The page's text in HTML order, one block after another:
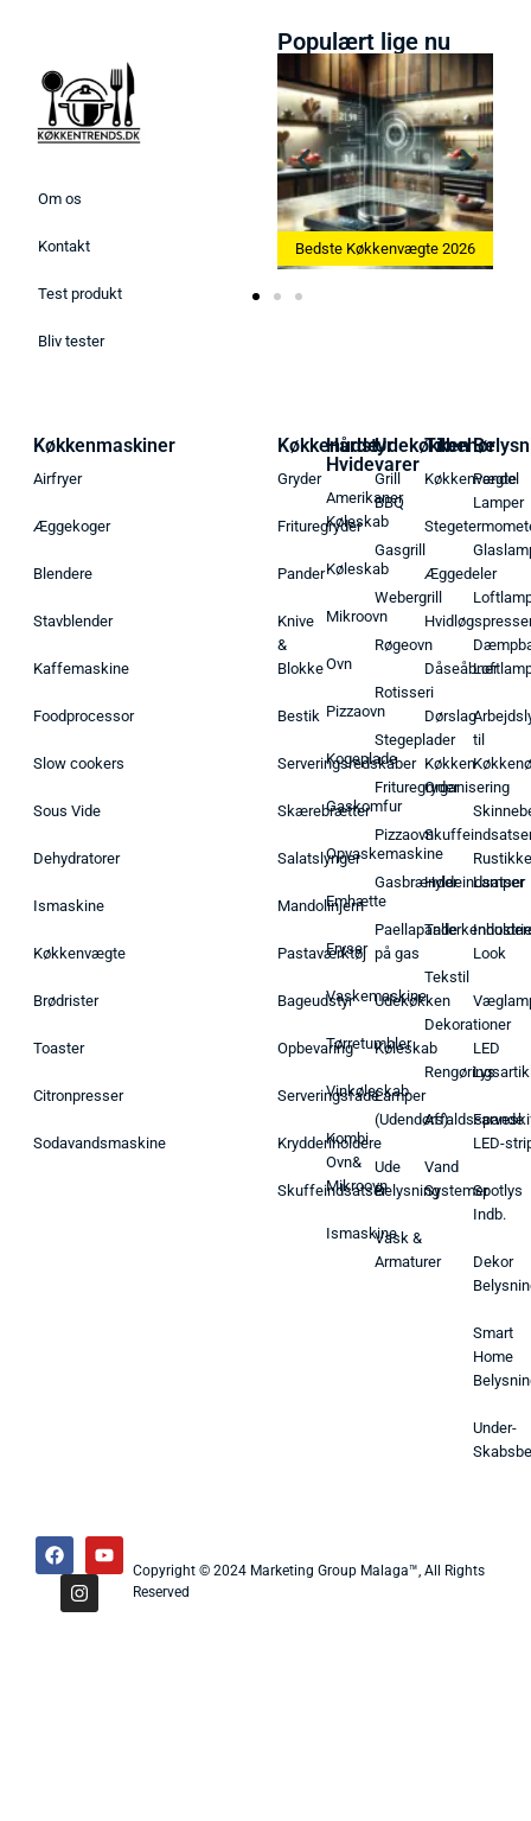
Om os
Kontakt
Test produkt
Bliv tester
Populært lige nu
Bedste Ismaskine 2026 Bedste Køkkenvægte 2026
Køkkenmaskiner
Airfryer
Æggekoger
Blendere
Stavblender
Kaffemaskine
Foodprocessor
Slow cookers
Sous Vide
Dehydratorer
Ismaskine
Køkkenvægte
Brødrister
Toaster
Citronpresser
Sodavandsmaskine
Køkkenudstyr
Gryder
Frituregryder
Pander
Knive
&
Blokke
Bestik
Serveringsredskaber
Skærebrætter
Salatslynger
Mandolinjern
Pastaværktøj
Bageudstyr
Opbevaring
Serveringsfade
Krydderiholdere
Skuffeindsatser
Hårde
Hvidevarer
Amerikaner
Køleskab
Køleskab
Mikroovn
Ovn
Pizzaovn
Kogeplade
Gaskomfur
Opvaskemaskine
Emhætte
Fryser
Vaskemaskine
Tørretumbler
Vinkøleskab
Kombi
Ovn&
Mikroovn
Ismaskine
Udekøkken
Grill
BBQ
Gasgrill
Webergrill
Røgeovn
Rotisseri
Stegeplader
Frituregryder
Pizzaovn
Gasbrænder
Paellapande
på gas
Udekøkken
Køleskab
Lamper
(Udendørs)
Ude
Belysning
Vask &
Armaturer
Tilbehør
Køkkenvægte
Æggedeler
Dåseåbner
Dørslag
Køkken
Organisering
Hyldeindsatser
Tekstil
Dekorationer
Affaldsspande
Vand
Systemer
Pendel
Lamper
til
Rustikke
Lamper
Look
LED
Lys
LED-
Spotlys
Indb.
Dekor
Smart
Home
Under-
Copyright © 2024 Marketing Group Malaga™, All Rights
Reserved